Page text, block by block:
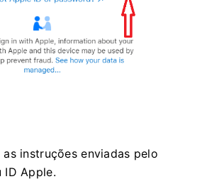
instruções enviadas pelo
ID Apple.